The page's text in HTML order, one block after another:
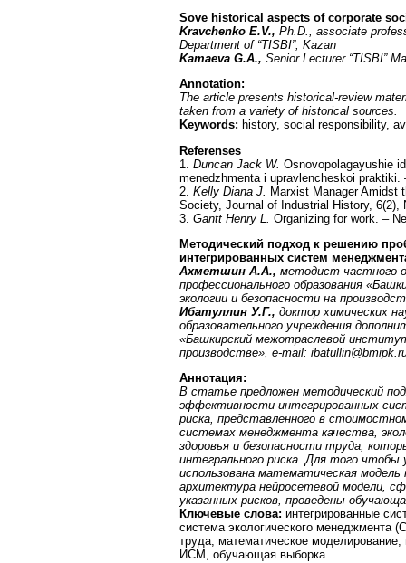
Sove historical aspects of corporate
Kravchenko E.V., Ph.D., associate
Department of “TISBI”, Kazan
Kamaeva G.A., Senior Lecturer “TISBI”
Annotation:
The article presents historical-review
taken from a variety of historical sources.
Keywords: history, social responsibility,
Referenses
1. Duncan Jack W. Osnovopolagayushie
menedzhmenta i upravlencheskoi praktiki.
2. Kelly Diana J.
Marxist Manager Amidst
Society, Journal of Industrial History,
3. Gantt Henry L.
Organizing for work. –
Методический подход к решению
интегрированных систем
Ахметшин А.А., методист частного
профессионального образования
экологии и безопасности на
Ибатуллин У.Г., доктор химических
образовательного учреждения
«Башкирский межотраслевой
производстве», e-mail: ibatullin@bmipk.
Аннотация:
В статье предложен методический
эффективности интегрированных
риска, представленного в
системах менеджмента качества,
здоровья и безопасности труда,
интегрального риска. Для того
использована математическая
архитектура нейросетевой модели,
указанных рисков, проведены
Ключевые слова: интегрированные
система экологического менеджмента
труда, математическое
ИСМ, обучающая выборка.